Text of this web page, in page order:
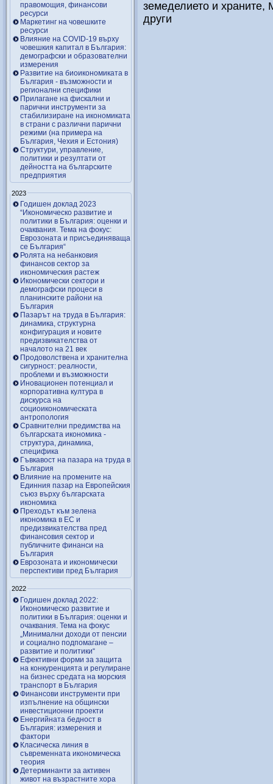
правомощия, финансови
ресурси
Маркетинг на човешките
ресурси
Влияние на COVID-19 върху
човешкия капитал в България:
демографски и образователни
измерения
Развитие на биоикономиката в
България - възможности и
регионални специфики
Прилагане на фискални и
парични инструменти за
стабилизиране на икономиката
в страни с различни парични
режими (на примера на
България, Чехия и Естония)
Структури, управление,
политики и резултати от
дейността на българските
предприятия
2023
Годишен доклад 2023
“Икономическо развитие и
политики в България: оценки и
очаквания. Тема на фокус:
Еврозоната и присъединяваща
се България“
Ролята на небанковия
финансов сектор за
икономическия растеж
Икономически сектори и
демографски процеси в
планинските райони на
България
Пазарът на труда в България:
динамика, структурна
конфигурация и новите
предизвикателства от
началото на 21 век
Продоволствена и хранителна
сигурност: реалности,
проблеми и възможности
Иновационен потенциал и
корпоративна култура в
дискурса на
социоикономическата
антропология
Сравнителни предимства на
българската икономика -
структура, динамика,
специфика
Гъвкавост на пазара на труда в
България
Влияние на промените на
Единния пазар на Европейския
съюз върху българската
икономика
Преходът към зелена
икономика в ЕС и
предизвикателства пред
финансовия сектор и
публичните финанси на
България
Еврозоната и икономически
перспективи пред България
2022
Годишен доклад 2022:
Икономическо развитие и
политики в България: оценки и
очаквания. Тема на фокус
„Минимални доходи от пенсии
и социално подпомагане –
развитие и политики“
Ефективни форми за защита
на конкуренцията и регулиране
на бизнес средата на морския
транспорт в България
Финансови инструменти при
изпълнение на общински
инвестиционни проекти
Енергийната бедност в
България: измерения и
фактори
Класическа линия в
съвременната икономическа
теория
Детерминанти за активен
живот на възрастните хора
земеделието и храните,
други